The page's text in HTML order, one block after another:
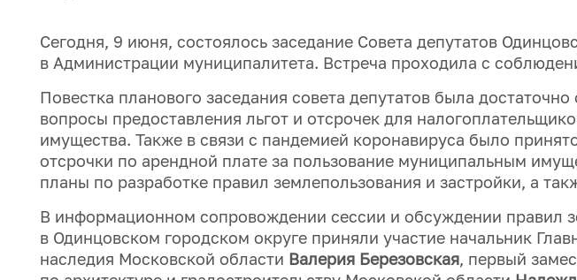
Сегодня, 9 июня, состоялось заседание Совета депутатов
в Администрации муниципалитета. Встреча проходила с
Повестка планового заседания совета депутатов была
вопросы предоставления льгот и отсрочек для
имущества. Также в связи с пандемией коронавируса было
отсрочки по арендной плате за пользование муниципальным
планы по разработке правил землепользования и застройки, а
В информационном сопровождении сессии и обсуждении правил
в Одинцовском городском округе приняли участие начальник
наследия Московской области Валерия Березовская, первый